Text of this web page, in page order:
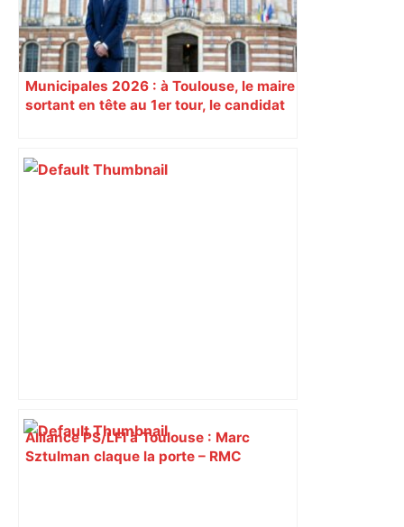
Municipales 2026 : à Toulouse, le maire
sortant en tête au 1er tour, le candidat
Alliance PS/LFI à Toulouse : Marc
Sztulman claque la porte – RMC